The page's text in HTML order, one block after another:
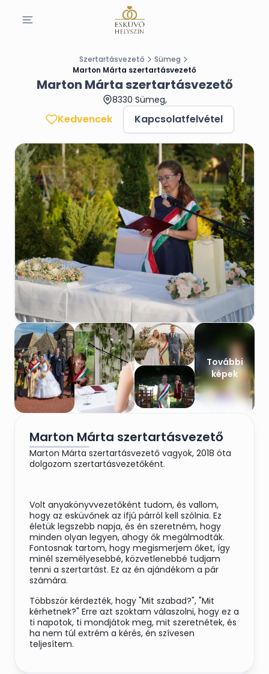
Szertartásvezető
Sümeg
Marton Márta szertartásvezető
Marton Márta szertartásvezető
8330 Sümeg,
Kedvencek Kapcsolatfelvétel
További
képek
Marton Márta szertartásvezető
Marton Márta szertartásvezető vagyok, 2018 óta
dolgozom szertartásvezetőként.
Volt anyakönyvvezetőként tudom, és vallom,
hogy az esküvőnek az ifjú párról kell szólnia. Ez
életük legszebb napja, és én szeretném, hogy
minden olyan legyen, ahogy ők megálmodták.
Fontosnak tartom, hogy megismerjem őket, így
minél személyesebbé, közvetlenebbé tudjam
tenni a szertartást. Ez az én ajándékom a pár
számára.
Többször kérdezték, hogy "Mit szabad?", "Mit
kérhetnek?" Erre azt szoktam válaszolni, hogy ez a
ti napotok, ti mondjátok meg, mit szeretnétek, és
ha nem túl extrém a kérés, én szívesen
teljesítem.